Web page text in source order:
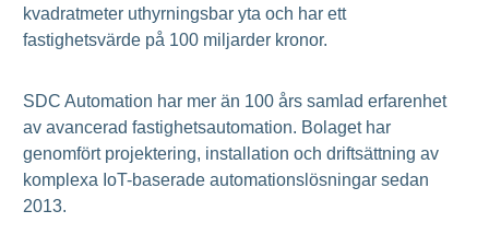
kvadratmeter uthyrningsbar yta och har ett
fastighetsvärde på 100 miljarder kronor.
SDC Automation har mer än 100 års samlad erfarenhet
av avancerad fastighetsautomation. Bolaget har
genomfört projektering, installation och driftsättning av
komplexa IoT-baserade automationslösningar sedan
2013.